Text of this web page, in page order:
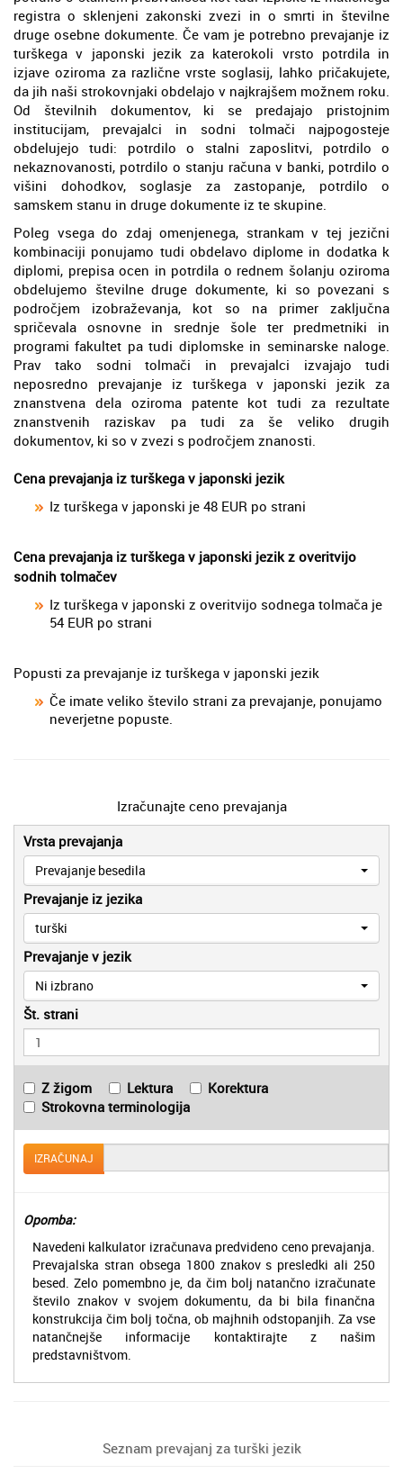
registra o sklenjeni zakonski zvezi in o smrti in številne
druge osebne dokumente. Če vam je potrebno prevajanje iz
turškega v japonski jezik za katerokoli vrsto potrdila in
izjave oziroma za različne vrste soglasij, lahko pričakujete,
da jih naši strokovnjaki obdelajo v najkrajšem možnem roku.
Od številnih dokumentov, ki se predajajo pristojnim
institucijam, prevajalci in sodni tolmači najpogosteje
obdelujejo tudi: potrdilo o stalni zaposlitvi, potrdilo o
nekaznovanosti, potrdilo o stanju računa v banki, potrdilo o
višini dohodkov, soglasje za zastopanje, potrdilo o
samskem stanu in druge dokumente iz te skupine.
Poleg vsega do zdaj omenjenega, strankam v tej jezični
kombinaciji ponujamo tudi obdelavo diplome in dodatka k
diplomi, prepisa ocen in potrdila o rednem šolanju oziroma
obdelujemo številne druge dokumente, ki so povezani s
področjem izobraževanja, kot so na primer zaključna
spričevala osnovne in srednje šole ter predmetniki in
programi fakultet pa tudi diplomske in seminarske naloge.
Prav tako sodni tolmači in prevajalci izvajajo tudi
neposredno prevajanje iz turškega v japonski jezik za
znanstvena dela oziroma patente kot tudi za rezultate
znanstvenih raziskav pa tudi za še veliko drugih
dokumentov, ki so v zvezi s področjem znanosti.
Cena prevajanja iz turškega v japonski jezik
Iz turškega v japonski je 48 EUR po strani
Cena prevajanja iz turškega v japonski jezik z overitvijo
sodnih tolmačev
Iz turškega v japonski z overitvijo sodnega tolmača je
54 EUR po strani
Popusti za prevajanje iz turškega v japonski jezik
Če imate veliko število strani za prevajanje, ponujamo
neverjetne popuste.
Izračunajte ceno prevajanja
Vrsta prevajanja
Prevajanje besedila
Prevajanje iz jezika
turški
Prevajanje v jezik
Ni izbrano
Št. strani
Z žigom Lektura
Korektura
Strokovna terminologija
IZRAČUNAJ
Opomba:
Navedeni kalkulator izračunava predvideno ceno prevajanja.
Prevajalska stran obsega 1800 znakov s presledki ali 250
besed. Zelo pomembno je, da čim bolj natančno izračunate
število znakov v svojem dokumentu, da bi bila finančna
konstrukcija čim bolj točna, ob majhnih odstopanjih. Za vse
natančnejše informacije kontaktirajte z našim
predstavništvom.
Seznam prevajanj za turški jezik